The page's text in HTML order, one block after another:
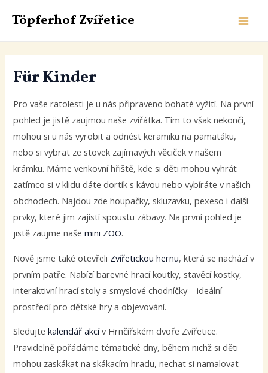
Inhalt
springen
Töpferhof Zvířetice
Für Kinder
Pro vaše ratolesti je u nás připraveno bohaté vyžití. Na první
pohled je jistě zaujmou naše zvířátka. Tím to však nekončí,
mohou si u nás vyrobit a odnést keramiku na pamatáku,
nebo si vybrat ze stovek zajímavých věciček v našem
krámku. Máme venkovní hřiště, kde si děti mohou vyhrát
zatímco si v klidu dáte dortík s kávou nebo vybíráte v našich
obchodech. Najdou zde houpačky, skluzavku, pexeso i další
prvky, které jim zajistí spoustu zábavy. Na první pohled je
jistě zaujme našemini ZOO.
Nově jsme také otevřeli Zvířetickou hernu, která se nachází v
prvním patře. Nabízí barevné hrací koutky, stavěcí kostky,
interaktivní hrací stoly a smyslové chodníčky – ideální
prostředí pro dětské hry a objevování.
Sledujtekalendář akcív Hrnčířském dvoře Zvířetice.
Pravidelně pořádáme tématické dny, během nichž si děti
mohou zaskákat na skákacím hradu, nechat si namalovat